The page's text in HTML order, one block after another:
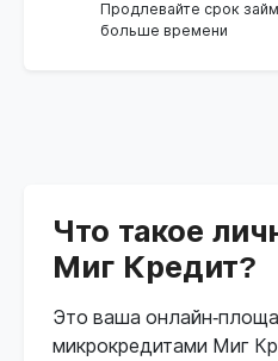
Продлевайте срок
больше времени
Что такое
Миг Кредит?
Это ваша онлайн-
микрокредитами Миг